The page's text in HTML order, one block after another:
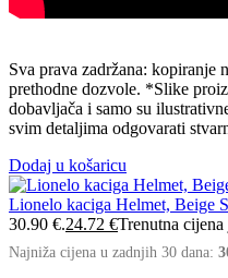
Sva prava zadržana: kopiranje
prethodne dozvole. *Slike
dobavljača i samo su
svim detaljima odgovarati
Dodaj u košaricu
Lionelo kaciga Helmet, Beige
30.90 €.24.72 €Trenutna
Najniža cijena u zadnjih 30 dana: